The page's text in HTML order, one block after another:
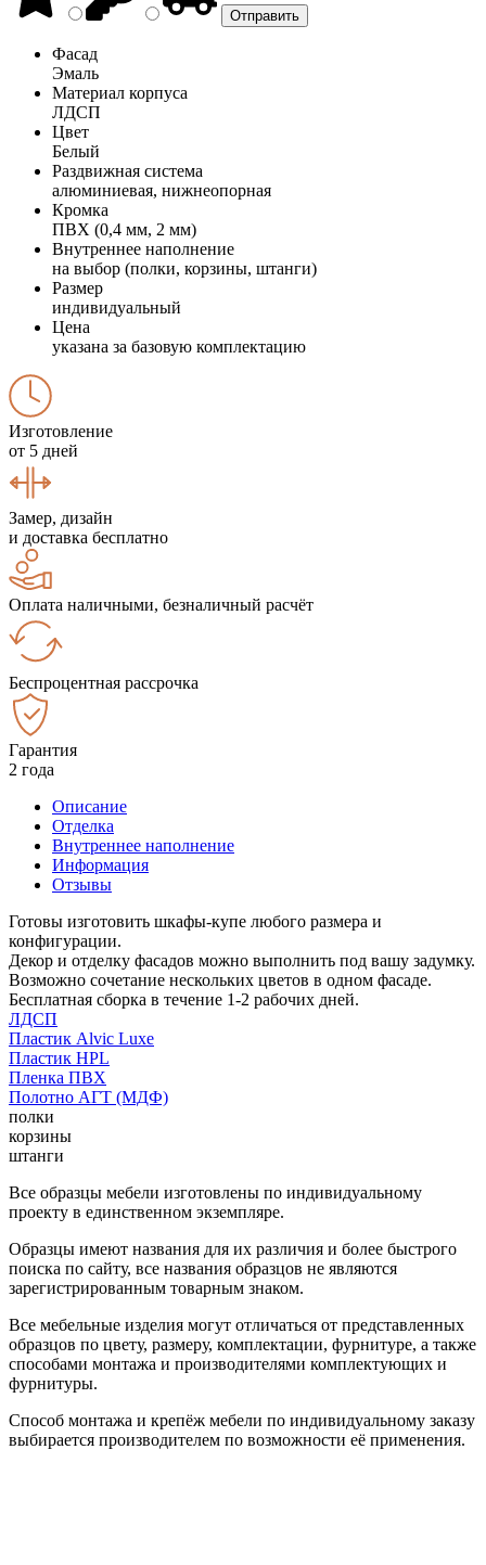
Фасад
Эмаль
Материал корпуса
ЛДСП
Цвет
Белый
Раздвижная система
алюминиевая, нижнеопорная
Кромка
ПВХ (0,4 мм, 2 мм)
Внутреннее наполнение
на выбор (полки, корзины, штанги)
Размер
индивидуальный
Цена
указана за базовую комплектацию
Изготовление
от 5 дней
Замер, дизайн
и доставка бесплатно
Оплата наличными, безналичный расчёт
Беспроцентная рассрочка
Гарантия
2 года
Описание
Отделка
Внутреннее наполнение
Информация
Отзывы
Готовы изготовить шкафы-купе любого размера и
конфигурации.
Декор и отделку фасадов можно выполнить под вашу задумку.
Возможно сочетание нескольких цветов в одном фасаде.
Бесплатная сборка в течение 1-2 рабочих дней.
ЛДСП
Пластик Alvic Luxe
Пластик HPL
Пленка ПВХ
Полотно АГТ (МДФ)
полки
корзины
штанги
Все образцы мебели изготовлены по индивидуальному
проекту в единственном экземпляре.
Образцы имеют названия для их различия и более быстрого
поиска по сайту, все названия образцов не являются
зарегистрированным товарным знаком.
Все мебельные изделия могут отличаться от представленных
образцов по цвету, размеру, комплектации, фурнитуре, а также
способами монтажа и производителями комплектующих и
фурнитуры.
Способ монтажа и крепёж мебели по индивидуальному заказу
выбирается производителем по возможности её применения.